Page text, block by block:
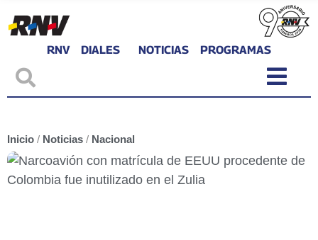
RNV DIALES NOTICIAS PROGRAMAS
Inicio / Noticias / Nacional